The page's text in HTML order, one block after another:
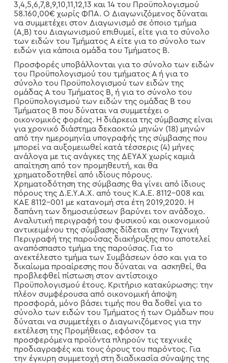
3,4,5,6,7,8,9,10,11,12,13 και 14 του Προϋπολογισμού
58.160,00€ χωρίς ΦΠΑ. Ο Διαγωνιζόμενος δύναται
να συμμετέχει στον Διαγωνισμό σε όποιο τμήμα
(Α,Β) του Διαγωνισμού επιθυμεί, είτε για το σύνολο
των ειδών του Τμήματος Α είτε για το σύνολο των
ειδών για κάποια ομάδα του Τμήματος Β.
Προσφορές υποβάλλονται για το σύνολο των ειδών
του Προϋπολογισμού του τμήματος Α ή για το
σύνολο του Προϋπολογισμού των ειδών της
ομάδας Α του Τμήματος Β, ή για το σύνολο του
Προϋπολογισμού των ειδών της ομάδας Β του
Τμήματος Β που δύναται να συμμετέχει ο
οικονομικός φορέας. Η διάρκεια της σύμβασης είναι
για χρονικό διάστημα δεκαοκτώ μηνών (18) μηνών
από την ημερομηνία υπογραφής της σύμβασης που
μπορεί να αυξομειωθεί κατά τέσσερις (4) μήνες
ανάλογα με τις ανάγκες της ΔΕΥΑΧ χωρίς καμιά
απαίτηση από τον προμηθευτή, και θα
χρηματοδοτηθεί από ιδίους πόρους.
Χρηματοδότηση της σύμβασης θα γίνει από ίδιους
πόρους της Δ.Ε.Υ.Α.Χ. από τους Κ.Α.Ε. 8112-008 και
ΚΑΕ 8112-001 με κατανομή στα έτη 2019,2020. Η
δαπάνη των δημοσιεύσεων βαρύνει τον ανάδοχο.
Αναλυτική περιγραφή του φυσικού και οικονομικού
αντικειμένου της σύμβασης δίδεται στην Τεχνική
Περιγραφή της παρούσας διακήρυξης που αποτελεί
αναπόσπαστο τμήμα της παρούσας. Για το
ανεκτέλεστο τμήμα των Συμβάσεων όσο και για το
δικαίωμα προαίρεσης που δύναται να ασκηθεί, θα
προβλεφθεί πίστωση στον αντίστοιχο
Προϋπολογισμού έτους. Κριτήριο κατακύρωσης: την
πλέον συμφέρουσα από οικονομική άποψη
προσφορά, μόνο βάσει τιμής που θα δοθεί για το
σύνολο των ειδών του Τμήματος ή των Ομάδων που
δύναται να συμμετέχει ο Διαγωνιζόμενος για την
εκτέλεση της Προμήθειας, εφόσον τα
προσφερόμενα προϊόντα πληρούν τις τεχνικές
προδιαγραφές και τους όρους του παρόντος. Για
την έγκυρη συμμετοχή στη διαδικασία σύναψης της